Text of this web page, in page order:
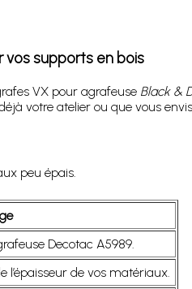
supports en bois
VX pour agrafeuse Black &
votre atelier ou que vous
peu épais.
Decotac A5989.
l’épaisseur de vos matériaux.